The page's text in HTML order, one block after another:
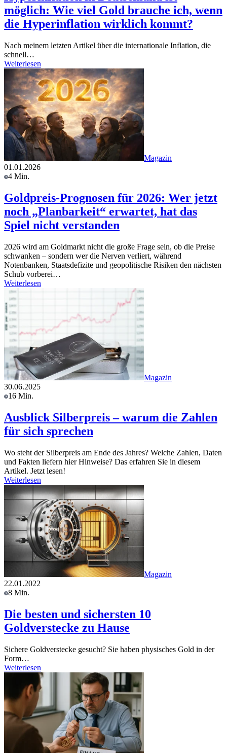
möglich: Wie viel Gold brauche ich, wenn
die Hyperinflation wirklich kommt?
Nach meinem letzten Artikel über die internationale Inflation, die
schnell…
Weiterlesen
Magazin
01.01.2026
4 Min.
Goldpreis-Prognosen für 2026: Wer jetzt
noch „Planbarkeit“ erwartet, hat das
Spiel nicht verstanden
2026 wird am Goldmarkt nicht die große Frage sein, ob die Preise
schwanken – sondern wer die Nerven verliert, während
Notenbanken, Staatsdefizite und geopolitische Risiken den nächsten
Schub vorberei…
Weiterlesen
Magazin
30.06.2025
16 Min.
Ausblick Silberpreis – warum die Zahlen
für sich sprechen
Wo steht der Silberpreis am Ende des Jahres? Welche Zahlen, Daten
und Fakten liefern hier Hinweise? Das erfahren Sie in diesem
Artikel. Jetzt lesen!
Weiterlesen
Magazin
22.01.2022
8 Min.
Die besten und sichersten 10
Goldverstecke zu Hause
Sichere Goldverstecke gesucht? Sie haben physisches Gold in der
Form…
Weiterlesen